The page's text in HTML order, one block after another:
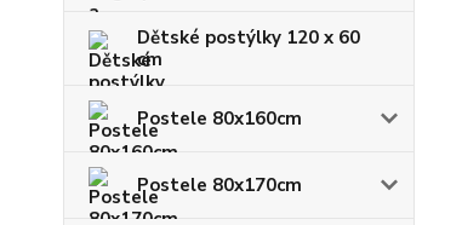
Dětské postýlky 120 x 60
cm
Postele 80x160cm
Postele 80x170cm